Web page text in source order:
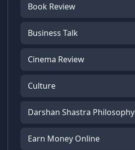
Book Review
Business Talk
Cinema Review
Culture
Darshan Shastra Philosophy
Earn Money Online